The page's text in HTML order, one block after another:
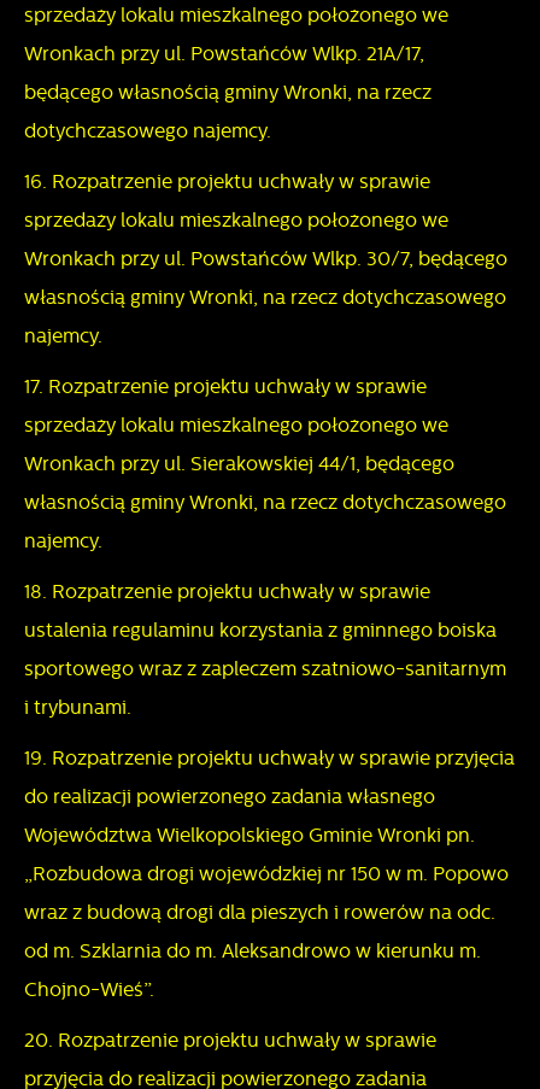
sprzedaży lokalu mieszkalnego położonego we
Wronkach przy ul. Powstańców Wlkp. 21A/17,
będącego własnością gminy Wronki, na rzecz
dotychczasowego najemcy.
16. Rozpatrzenie projektu uchwały w sprawie
sprzedaży lokalu mieszkalnego położonego we
Wronkach przy ul. Powstańców Wlkp. 30/7, będącego
własnością gminy Wronki, na rzecz dotychczasowego
najemcy.
17. Rozpatrzenie projektu uchwały w sprawie
sprzedaży lokalu mieszkalnego położonego we
Wronkach przy ul. Sierakowskiej 44/1, będącego
własnością gminy Wronki, na rzecz dotychczasowego
najemcy.
18. Rozpatrzenie projektu uchwały w sprawie
ustalenia regulaminu korzystania z gminnego boiska
sportowego wraz z zapleczem szatniowo-sanitarnym
i trybunami.
19. Rozpatrzenie projektu uchwały w sprawie przyjęcia
do realizacji powierzonego zadania własnego
Województwa Wielkopolskiego Gminie Wronki pn.
„Rozbudowa drogi wojewódzkiej nr 150 w m. Popowo
wraz z budową drogi dla pieszych i rowerów na odc.
od m. Szklarnia do m. Aleksandrowo w kierunku m.
Chojno-Wieś”.
20. Rozpatrzenie projektu uchwały w sprawie
przyjęcia do realizacji powierzonego zadania